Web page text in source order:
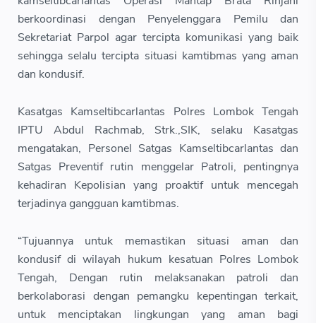
berkoordinasi dengan Penyelenggara Pemilu dan
Sekretariat Parpol agar tercipta komunikasi yang baik
sehingga selalu tercipta situasi kamtibmas yang aman
dan kondusif.
Kasatgas Kamseltibcarlantas Polres Lombok Tengah
IPTU Abdul Rachmab, Strk.,SIK, selaku Kasatgas
mengatakan, Personel Satgas Kamseltibcarlantas dan
Satgas Preventif rutin menggelar Patroli, pentingnya
kehadiran Kepolisian yang proaktif untuk mencegah
terjadinya gangguan kamtibmas.
“Tujuannya untuk memastikan situasi aman dan
kondusif di wilayah hukum kesatuan Polres Lombok
Tengah, Dengan rutin melaksanakan patroli dan
berkolaborasi dengan pemangku kepentingan terkait,
untuk menciptakan lingkungan yang aman bagi